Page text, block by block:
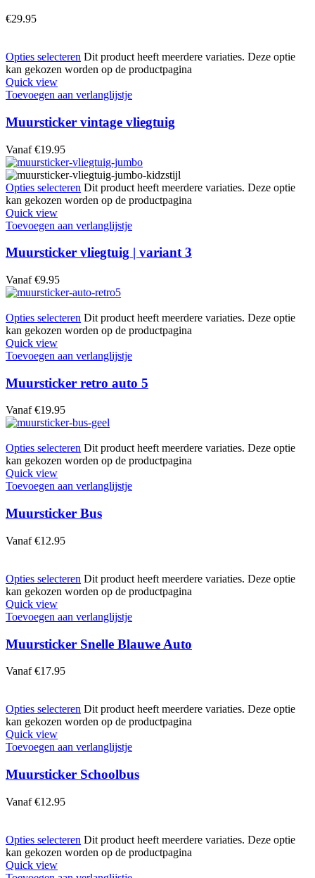
€29.95
Opties selecteren Dit product heeft meerdere variaties. Deze optie
kan gekozen worden op de productpagina
Quick view
Toevoegen aan verlanglijstje
Muursticker vintage vliegtuig
Vanaf €19.95
Opties selecteren Dit product heeft meerdere variaties. Deze optie
kan gekozen worden op de productpagina
Quick view
Toevoegen aan verlanglijstje
Muursticker vliegtuig | variant 3
Vanaf €9.95
Opties selecteren Dit product heeft meerdere variaties. Deze optie
kan gekozen worden op de productpagina
Quick view
Toevoegen aan verlanglijstje
Muursticker retro auto 5
Vanaf €19.95
Opties selecteren Dit product heeft meerdere variaties. Deze optie
kan gekozen worden op de productpagina
Quick view
Toevoegen aan verlanglijstje
Muursticker Bus
Vanaf €12.95
Opties selecteren Dit product heeft meerdere variaties. Deze optie
kan gekozen worden op de productpagina
Quick view
Toevoegen aan verlanglijstje
Muursticker Snelle Blauwe Auto
Vanaf €17.95
Opties selecteren Dit product heeft meerdere variaties. Deze optie
kan gekozen worden op de productpagina
Quick view
Toevoegen aan verlanglijstje
Muursticker Schoolbus
Vanaf €12.95
Opties selecteren Dit product heeft meerdere variaties. Deze optie
kan gekozen worden op de productpagina
Quick view